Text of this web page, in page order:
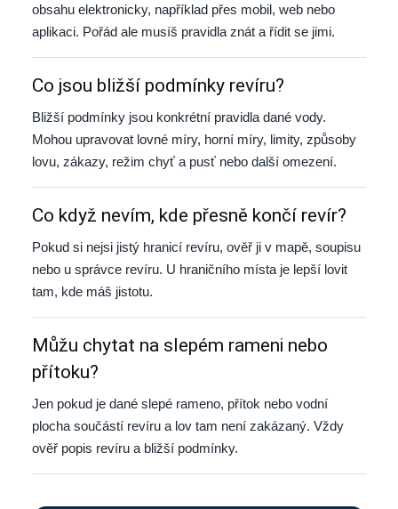
obsahu elektronicky, například přes mobil, web nebo
aplikaci. Pořád ale musíš pravidla znát a řídit se jimi.
Co jsou bližší podmínky revíru?
Bližší podmínky jsou konkrétní pravidla dané vody.
Mohou upravovat lovné míry, horní míry, limity, způsoby
lovu, zákazy, režim chyť a pusť nebo další omezení.
Co když nevím, kde přesně končí revír?
Pokud si nejsi jistý hranicí revíru, ověř ji v mapě, soupisu
nebo u správce revíru. U hraničního místa je lepší lovit
tam, kde máš jistotu.
Můžu chytat na slepém rameni nebo
přítoku?
Jen pokud je dané slepé rameno, přítok nebo vodní
plocha součástí revíru a lov tam není zakázaný. Vždy
ověř popis revíru a bližší podmínky.